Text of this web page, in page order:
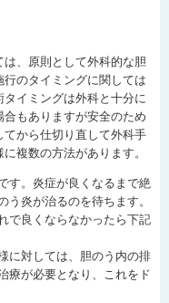
、原則として外科的な胆
のタイミングに関しては
イミングは外科と十分に
もありますが安全のため
から仕切り直して外科手
複数の方法があります。
す。炎症が良くなるまで絶
炎が治るのを待ちます。
で良くならなかったら下記
に対しては、胆のう内の排
療が必要となり、これをド